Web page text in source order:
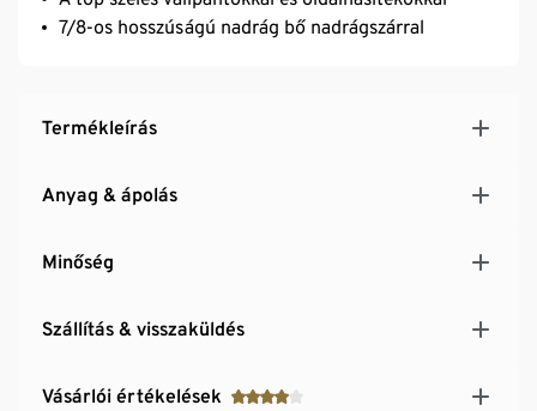
7/8-os hosszúságú nadrág bő nadrágszárral
Termékleírás
Anyag & ápolás
Minőség
Szállítás & visszaküldés
Vásárlói értékelések